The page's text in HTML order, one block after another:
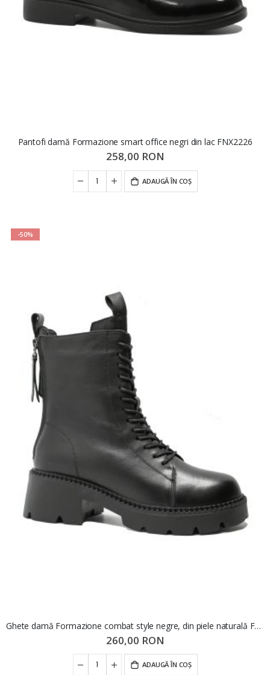
Pantofi damă Formazione smart office negri din lac FNX2226
258,00 RON
ADAUGĂ ÎN COȘ
-50%
Ghete damă Formazione combat style negre, din piele naturală FNX22373
260,00 RON
ADAUGĂ ÎN COȘ